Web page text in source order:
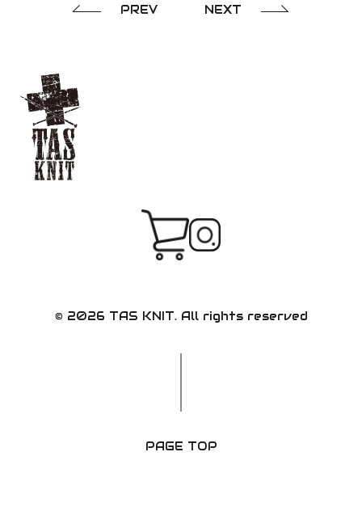
PREV NEXT
© 2026 TAS KNIT. All rights reserved
PAGE TOP